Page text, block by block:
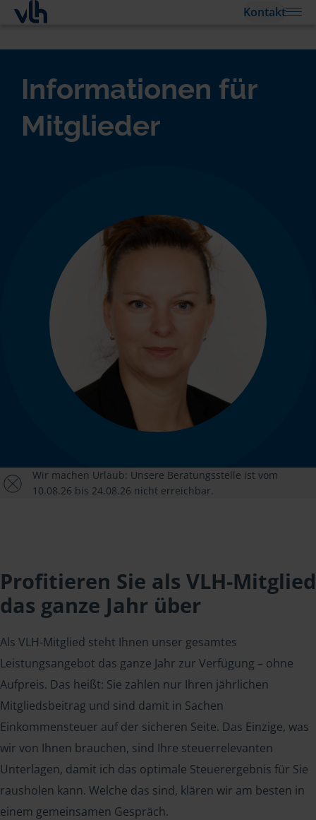
Kontakt
Informationen für
Mitglieder
Wir machen Urlaub: Unsere Beratungsstelle ist vom
10.08.26 bis 24.08.26 nicht erreichbar.
Profitieren Sie als VLH-Mitglied
das ganze Jahr über
Als VLH-Mitglied steht Ihnen unser gesamtes
Leistungsangebot das ganze Jahr zur Verfügung – ohne
Aufpreis. Das heißt: Sie zahlen nur Ihren jährlichen
Mitgliedsbeitrag und sind damit in Sachen
Einkommensteuer auf der sicheren Seite. Das Einzige, was
wir von Ihnen brauchen, sind Ihre steuerrelevanten
Unterlagen, damit ich das optimale Steuerergebnis für Sie
rausholen kann. Welche das sind, klären wir am besten in
einem gemeinsamen Gespräch.